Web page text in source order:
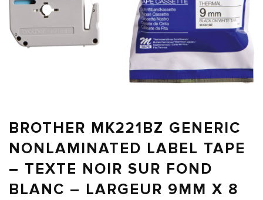
BROTHER MK221BZ GENERIC
NONLAMINATED LABEL TAPE
– TEXTE NOIR SUR FOND
BLANC – LARGEUR 9MM X 8